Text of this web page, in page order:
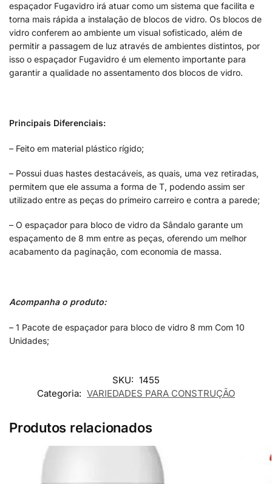
espaçador Fugavidro irá atuar como um sistema que facilita e
torna mais rápida a instalação de blocos de vidro. Os blocos de
vidro conferem ao ambiente um visual sofisticado, além de
permitir a passagem de luz através de ambientes distintos, por
isso o espaçador Fugavidro é um elemento importante para
garantir a qualidade no assentamento dos blocos de vidro.
Principais Diferenciais:
– Feito em material plástico rígido;
– Possui duas hastes destacáveis, as quais, uma vez retiradas,
permitem que ele assuma a forma de T, podendo assim ser
utilizado entre as peças do primeiro carreiro e contra a parede;
– O espaçador para bloco de vidro da Sândalo garante um
espaçamento de 8 mm entre as peças, oferendo um melhor
acabamento da paginação, com economia de massa.
Acompanha o produto:
– 1 Pacote de espaçador para bloco de vidro 8 mm Com 10
Unidades;
SKU: 1455
Categoria: VARIEDADES PARA CONSTRUÇÃO
Produtos relacionados